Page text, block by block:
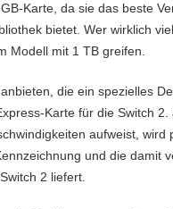
Karte, da sie das beste
bietet. Wer wirklich
Modell mit 1 TB greifen.
die ein spezielles
Karte für die Switch 2.
aufweist, wird
und die damit
2 liefert.